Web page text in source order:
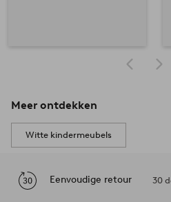
Meer ontdekken
Witte kindermeubels
Eenvoudige retour 30